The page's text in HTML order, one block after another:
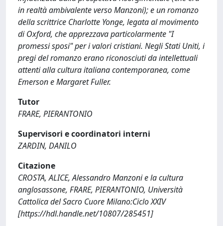
in realtà ambivalente verso Manzoni); e un romanzo
della scrittrice Charlotte Yonge, legata al movimento
di Oxford, che apprezzava particolarmente "I
promessi sposi" per i valori cristiani. Negli Stati Uniti, i
pregi del romanzo erano riconosciuti da intellettuali
attenti alla cultura italiana contemporanea, come
Emerson e Margaret Fuller.
Tutor
FRARE, PIERANTONIO
Supervisori e coordinatori interni
ZARDIN, DANILO
Citazione
CROSTA, ALICE, Alessandro Manzoni e la cultura
anglosassone, FRARE, PIERANTONIO, Università
Cattolica del Sacro Cuore Milano:Ciclo XXIV
[https://hdl.handle.net/10807/285451]